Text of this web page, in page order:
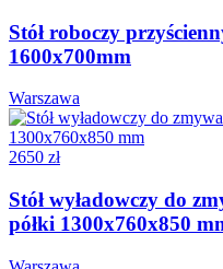
Stół roboczy
1600x700mm
Warszawa
2650 zł
Stół wyładowczy do
półki 1300x760x850